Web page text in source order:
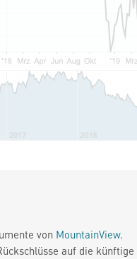
von MountainView.
auf die